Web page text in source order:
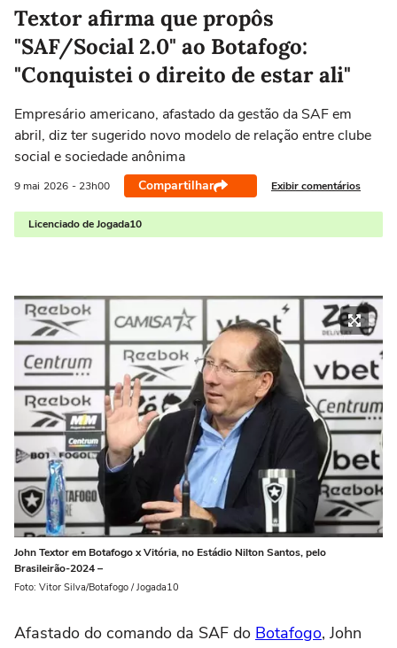
Selecione o time para ver as notícias
Textor afirma que propôs
"SAF/Social 2.0" ao Botafogo:
"Conquistei o direito de estar ali"
Empresário americano, afastado da gestão da SAF em
abril, diz ter sugerido novo modelo de relação entre clube
social e sociedade anônima
9 mai 2026 - 23h00 Compartilhar Exibir comentários
Licenciado de Jogada10
John Textor em Botafogo x Vitória, no Estádio Nilton Santos, pelo
Brasileirão-2024 –
Foto: Vitor Silva/Botafogo / Jogada10
Afastado do comando da SAF do Botafogo, John